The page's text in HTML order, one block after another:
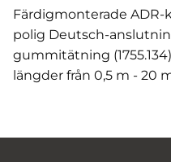
Färdigmonterade
polig Deutsch-
gummitätning
längder från 0,5 m - 20